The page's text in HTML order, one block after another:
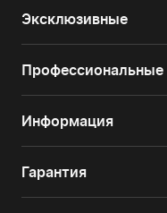
Эксклюзивные
Профессиональные
Информация
Гарантия